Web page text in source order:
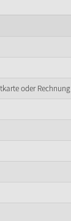
oder Rechnung